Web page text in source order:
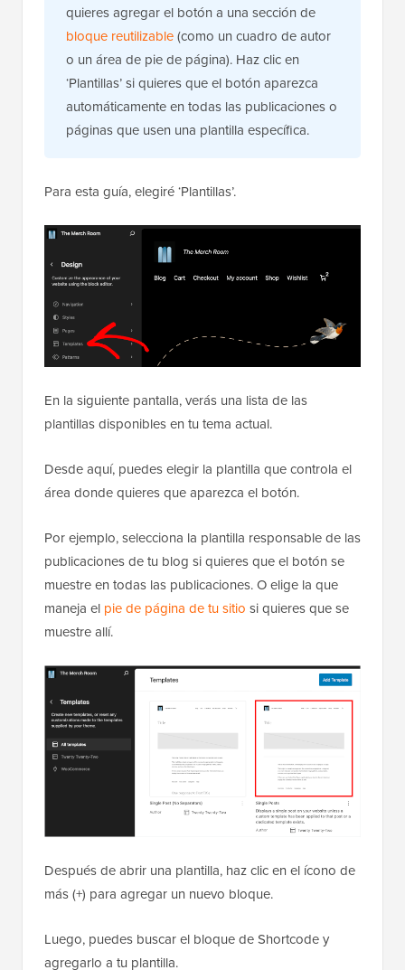
quieres agregar el botón a una sección de
bloque reutilizable(como un cuadro de autor
o un área de pie de página). Haz clic en
‘Plantillas’ si quieres que el botón aparezca
automáticamente en todas las publicaciones o
páginas que usen una plantilla específica.
Para esta guía, elegiré ‘Plantillas’.
En la siguiente pantalla, verás una lista de las
plantillas disponibles en tu tema actual.
Desde aquí, puedes elegir la plantilla que controla el
área donde quieres que aparezca el botón.
Por ejemplo, selecciona la plantilla responsable de las
publicaciones de tu blog si quieres que el botón se
muestre en todas las publicaciones. O elige la que
maneja el pie de página de tu sitio si quieres que se
muestre allí.
Después de abrir una plantilla, haz clic en el ícono de
más (+) para agregar un nuevo bloque.
Luego, puedes buscar el bloque de Shortcode y
agregarlo a tu plantilla.